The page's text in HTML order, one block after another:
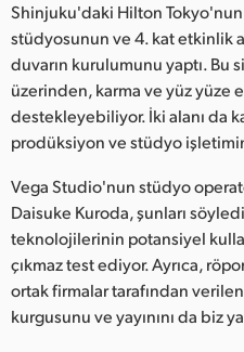
New Zealand
Norway
Poland
Portugal
Singapore
South Africa
Spain
Shinjuku'daki Hilton Tokyo'nun
stüdyosunun ve 4. kat etkinlik
duvarın kurulumunu yaptı. Bu
üzerinden, karma ve yüz yüze
destekleyebiliyor. İki alanı da
prodüksiyon ve stüdyo
Vega Studio'nun stüdyo
Daisuke Kuroda, şunları
teknolojilerinin potansiyel
çıkmaz test ediyor. Ayrıca,
ortak firmalar tarafından
kurgusunu ve yayınını da biz